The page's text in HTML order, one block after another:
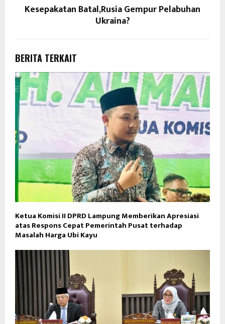
Kesepakatan Batal,Rusia Gempur Pelabuhan
Ukraina?
BERITA TERKAIT
Ketua Komisi II DPRD Lampung Memberikan Apresiasi
atas Respons Cepat Pemerintah Pusat terhadap
Masalah Harga Ubi Kayu